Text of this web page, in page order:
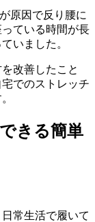
原因で反り腰に
ている時間が長
いました。
改善したこと
でのストレッチ
きる簡単
常生活で履いて